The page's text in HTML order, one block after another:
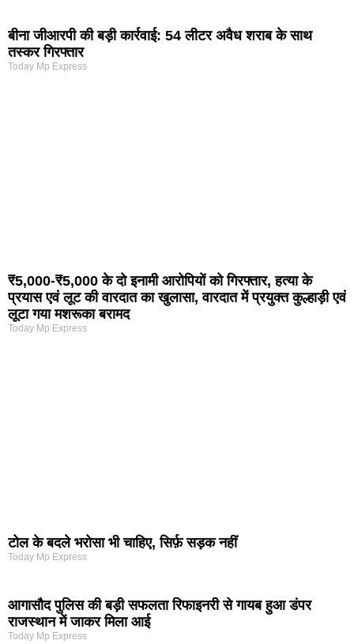
बीना जीआरपी की बड़ी कार्रवाई: 54 लीटर अवैध शराब के साथ
तस्कर गिरफ्तार
Today Mp Express
₹5,000-₹5,000 के दो इनामी आरोपियों को गिरफ्तार, हत्या के
प्रयास एवं लूट की वारदात का खुलासा, वारदात में प्रयुक्त कुल्हाड़ी एवं
लूटा गया मशरूका बरामद
Today Mp Express
टोल के बदले भरोसा भी चाहिए, सिर्फ़ सड़क नहीं
Today Mp Express
आगासौद पुलिस की बड़ी सफलता रिफाइनरी से गायब हुआ डंपर
राजस्थान में जाकर मिला आई
Today Mp Express